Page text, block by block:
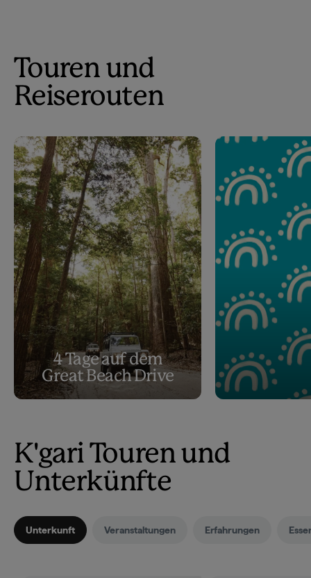
Touren und
Reiserouten
4 Tage auf dem
Great Beach Drive
K'gari Touren und
Unterkünfte
Unterkunft Veranstaltungen Erfahrungen